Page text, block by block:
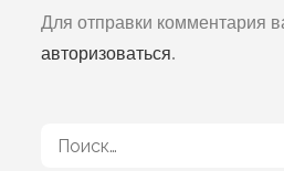
Для отправки комментария
авторизоваться.
Поиск: